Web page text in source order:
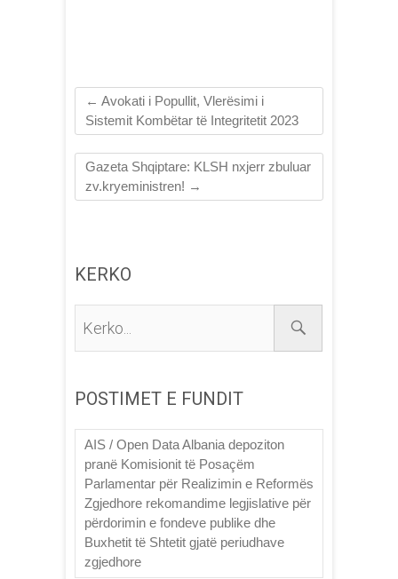
← Avokati i Popullit, Vlerësimi i
Sistemit Kombëtar të Integritetit 2023
Gazeta Shqiptare: KLSH nxjerr zbuluar
zv.kryeministren! →
KERKO
POSTIMET E FUNDIT
AIS / Open Data Albania depoziton
pranë Komisionit të Posaçëm
Parlamentar për Realizimin e Reformës
Zgjedhore rekomandime legjislative për
përdorimin e fondeve publike dhe
Buxhetit të Shtetit gjatë periudhave
zgjedhore